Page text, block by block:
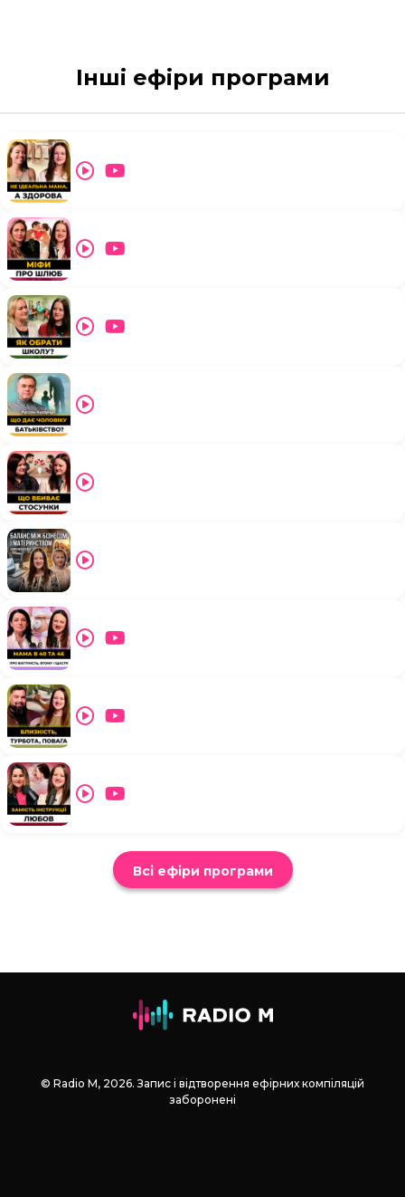
Інші ефіри програми
Всі ефіри програми
© Radio М, 2026. Запис і відтворення ефірних компіляцій
заборонені